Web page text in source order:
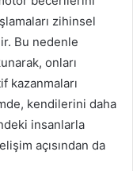
zihinsel
Bu nedenle
onları
kazanmaları
kendilerini daha
insanlarla
açısından da